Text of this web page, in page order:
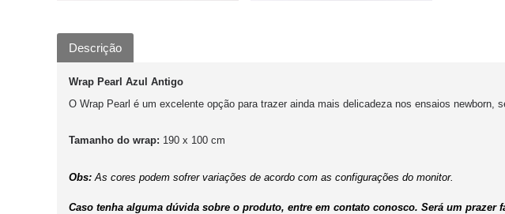
Descrição
Wrap Pearl Azul Antigo
O Wrap Pearl é um excelente opção para trazer ainda mais delicadeza nos ensaios newborn,
Tamanho do wrap: 190 x 100 cm
Obs: As cores podem sofrer variações de acordo com as configurações do monitor.
Caso tenha alguma dúvida sobre o produto, entre em contato conosco. Será um prazer